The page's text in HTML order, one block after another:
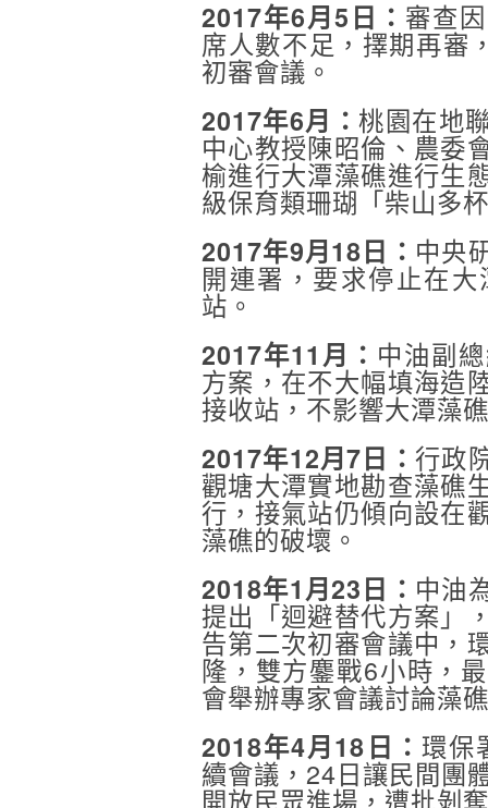
2017年6月5日： 審查
席人數不足，擇期再審
初審會議。
2017年6月：桃園在地
中心教授陳昭倫、農委
榆進行大潭藻礁進行生
級保育類珊瑚「柴山多
2017年9月18日： 中央
開連署，要求停止在
站。
2017年11月： 中油副
方案，在不大幅填海造
接收站，不影響大潭藻
2017年12月7日： 行政
觀塘大潭實地勘查藻礁
行，接氣站仍傾向設在
藻礁的破壞。
2018年1月23日： 中油
提出「迴避替代方案」
告第二次初審會議中，
隆，雙方鏖戰6小時，
會舉辦專家會議討論藻
2018年4月18日： 環保
續會議，24日讓民間團
開放民眾進場，遭批剝